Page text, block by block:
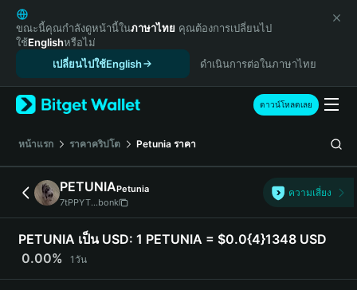
English
日本語
Tiếng Việt
Español (Latinoamérica)
Türkçe
Français
Deutsch
简体中文
繁體中文
Português (Portugal)
Bahasa Indonesia
ภาษาไทย
हिन्दी
ขณะนี้คุณกำลังดูหน้านี้ในภาษาไทย คุณต้องการเปลี่ยนไป
ใช้Englishหรือไม่
เปลี่ยนไปใช้English
ดำเนินการต่อในภาษาไทย
ดาวน์โหลดเลย
หน้าแรก ราคาคริปโต Petunia ราคา
PETUNIAPetunia
7tPPYT...bonk
ความเสี่ยง
PETUNIA เป็น USD: 1 PETUNIA = $0.0{4}1348 USD
0.00%
1วัน